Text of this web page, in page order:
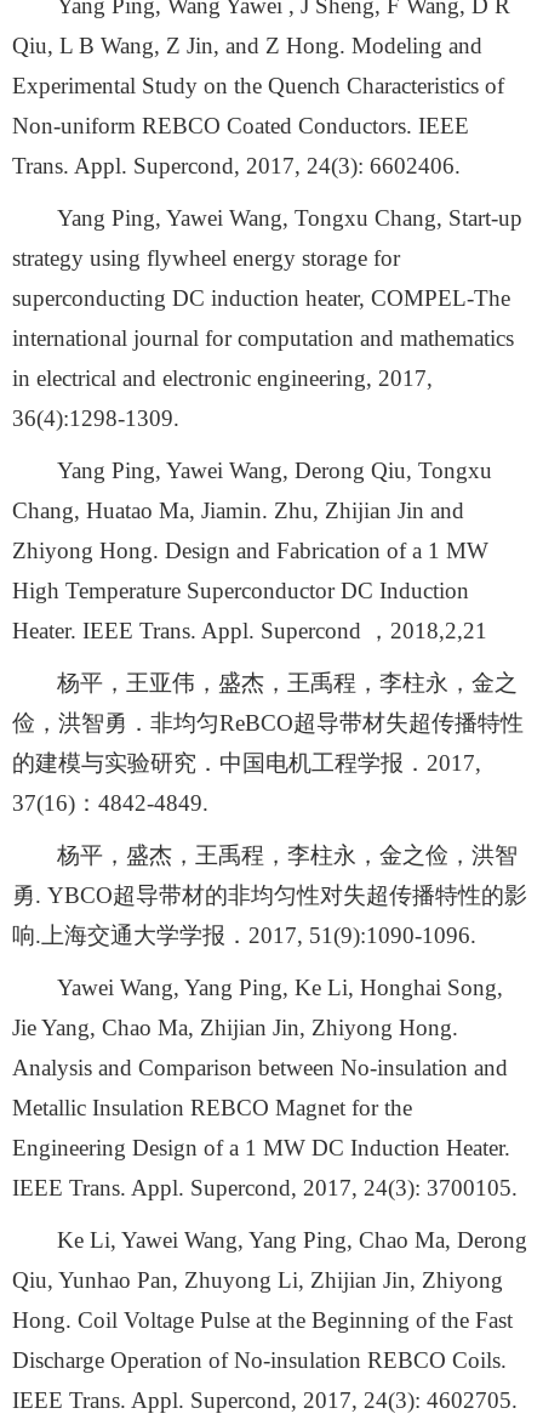
Yang Ping, Wang Yawei , J Sheng, F Wang, D R
Qiu, L B Wang, Z Jin, and Z Hong. Modeling and
Experimental Study on the Quench Characteristics of
Non-uniform REBCO Coated Conductors. IEEE
Trans. Appl. Supercond, 2017, 24(3): 6602406.
Yang Ping, Yawei Wang, Tongxu Chang, Start-up
strategy using flywheel energy storage for
superconducting DC induction heater, COMPEL-The
international journal for computation and mathematics
in electrical and electronic engineering, 2017,
36(4):1298-1309.
Yang Ping, Yawei Wang, Derong Qiu, Tongxu
Chang, Huatao Ma, Jiamin. Zhu, Zhijian Jin and
Zhiyong Hong. Design and Fabrication of a 1 MW
High Temperature Superconductor DC Induction
Heater. IEEE Trans. Appl. Supercond
， 2018,2,21
杨平，王亚伟，盛杰，王禹程，李柱永，金之
俭，洪智勇．非均匀ReBCO超导带材失超传播特性
的建模与实验研究．中国电机工程学报． 2017,
37(16) ： 4842-4849.
杨平，盛杰，王禹程，李柱永，金之俭，洪智
勇. YBCO超导带材的非均匀性对失超传播特性的影
响. 上海交通大学学报． 2017, 51(9):1090-1096.
Yawei Wang, Yang Ping, Ke Li, Honghai Song,
Jie Yang, Chao Ma, Zhijian Jin, Zhiyong Hong.
Analysis and Comparison between No-insulation and
Metallic Insulation REBCO Magnet for the
Engineering Design of a 1 MW DC Induction Heater.
IEEE Trans. Appl. Supercond, 2017, 24(3): 3700105.
Ke Li, Yawei Wang, Yang Ping, Chao Ma, Derong
Qiu, Yunhao Pan, Zhuyong Li, Zhijian Jin, Zhiyong
Hong. Coil Voltage Pulse at the Beginning of the Fast
Discharge Operation of No-insulation REBCO Coils.
IEEE Trans. Appl. Supercond, 2017, 24(3): 4602705.